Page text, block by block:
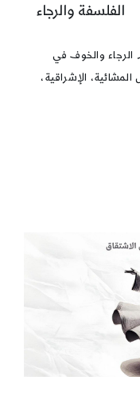
الفلسفة والرجاء
والخوف في
الإشراقية،